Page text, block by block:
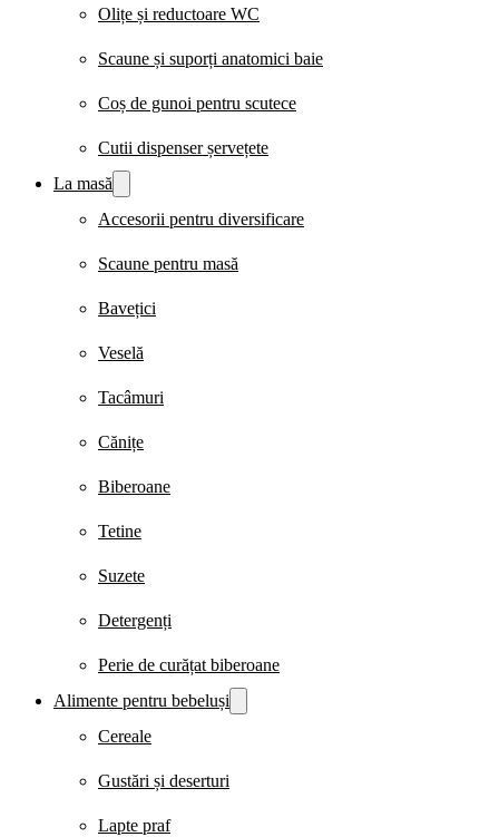
Olițe și reductoare WC
Scaune și suporți anatomici baie
Coș de gunoi pentru scutece
Cutii dispenser șervețete
La masă
Accesorii pentru diversificare
Scaune pentru masă
Bavețici
Veselă
Tacâmuri
Cănițe
Biberoane
Tetine
Suzete
Detergenți
Perie de curățat biberoane
Alimente pentru bebeluși
Cereale
Gustări și deserturi
Lapte praf